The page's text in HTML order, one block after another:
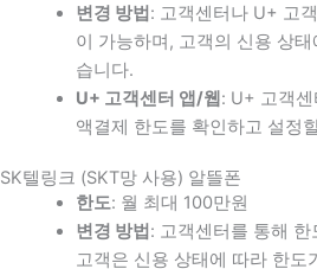
변경 방법 : 고객센터나 U+ 고
이 가능하며, 고객의 신용 상
습니다.
U+ 고객센터 앱/웹 : U+ 고객
액결제 한도를 확인하고 설정
SK텔링크 (SKT망 사용) 알뜰폰
한도: 월 최대 100만원
변경 방법 : 고객센터를 통해
고객은 신용 상태에 따라 한도